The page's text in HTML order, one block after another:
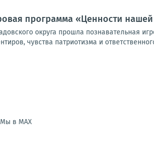
программа «Ценности
округа прошла познавательная
чувства патриотизма и
в MAX